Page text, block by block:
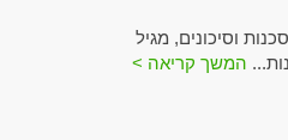
וסיכונים, מגיל
המשך קריאה >